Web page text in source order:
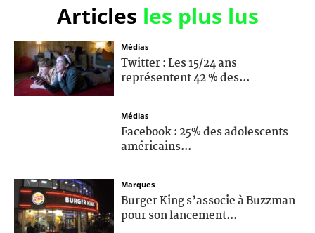
Articles les plus lus
Médias
Twitter : Les 15/24 ans
représentent 42 % des...
Médias
Facebook : 25% des adolescents
américains...
Marques
Burger King s’associe à Buzzman
pour son lancement...